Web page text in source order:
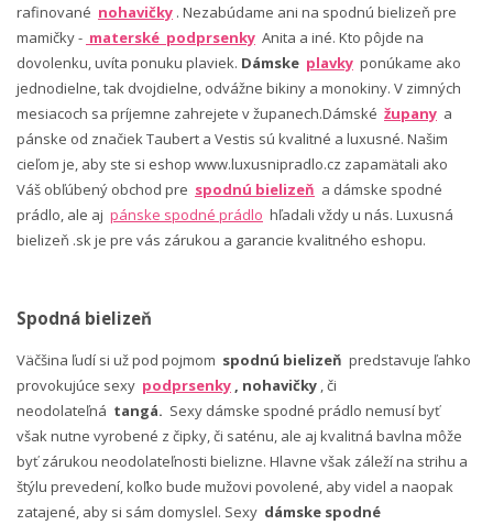
rafinované nohavičky . Nezabúdame ani na spodnú bielizeň pre
mamičky - materské podprsenky Anita a iné. Kto pôjde na
dovolenku, uvíta ponuku plaviek. Dámske plavky ponúkame ako
jednodielne, tak dvojdielne, odvážne bikiny a monokiny. V zimných
mesiacoch sa príjemne zahrejete v županech.Dámské župany a
pánske od značiek Taubert a Vestis sú kvalitné a luxusné. Našim
cieľom je, aby ste si eshop www.luxusnipradlo.cz zapamätali ako
Váš obľúbený obchod pre spodnú bielizeň a dámske spodné
prádlo, ale aj pánske spodné prádlo hľadali vždy u nás. Luxusná
bielizeň .sk je pre vás zárukou a garancie kvalitného eshopu.
Spodná bielizeň
Väčšina ľudí si už pod pojmom spodnú bielizeň predstavuje ľahko
provokujúce sexy podprsenky , nohavičky , či
neodolateľná tangá. Sexy dámske spodné prádlo nemusí byť
však nutne vyrobené z čipky, či saténu, ale aj kvalitná bavlna môže
byť zárukou neodolateľnosti bielizne. Hlavne však záleží na strihu a
štýlu prevedení, koľko bude mužovi povolené, aby videl a naopak
zatajené, aby si sám domyslel. Sexy dámske spodné